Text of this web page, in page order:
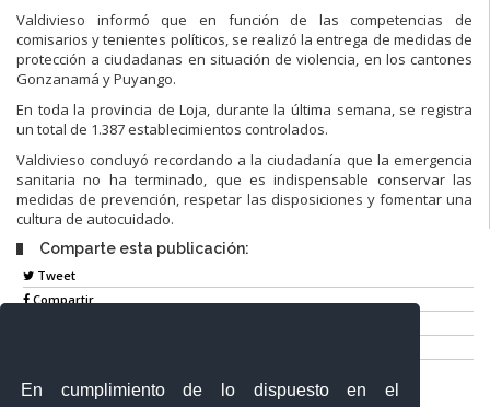
En cumplimiento de lo dispuesto en el
Valdivieso informó que en función de las competencias de
comisarios y tenientes políticos, se realizó la entrega de medidas de
protección a ciudadanas en situación de violencia, en los cantones
Gonzanamá y Puyango.
En toda la provincia de Loja, durante la última semana, se registra
un total de 1.387 establecimientos controlados.
Valdivieso concluyó recordando a la ciudadanía que la emergencia
sanitaria no ha terminado, que es indispensable conservar las
medidas de prevención, respetar las disposiciones y fomentar una
cultura de autocuidado.
Comparte esta publicación:
Tweet
Compartir
Entérate